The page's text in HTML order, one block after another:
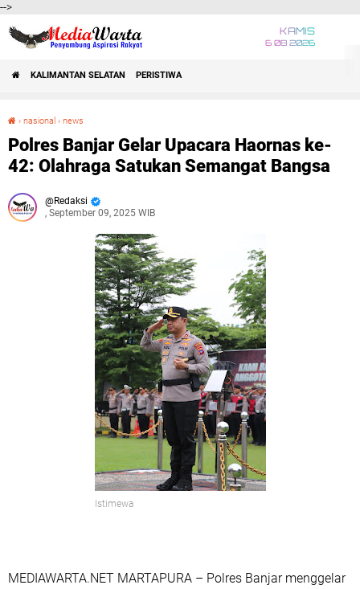
-->
KAMIS
6 08 2026
KALIMANTAN SELATAN PERISTIWA
› nasional › news
Polres Banjar Gelar Upacara Haornas ke-
42: Olahraga Satukan Semangat Bangsa
Redaksi
, September 09, 2025 WIB
Istimewa
MEDIAWARTA.NET MARTAPURA – Polres Banjar menggelar